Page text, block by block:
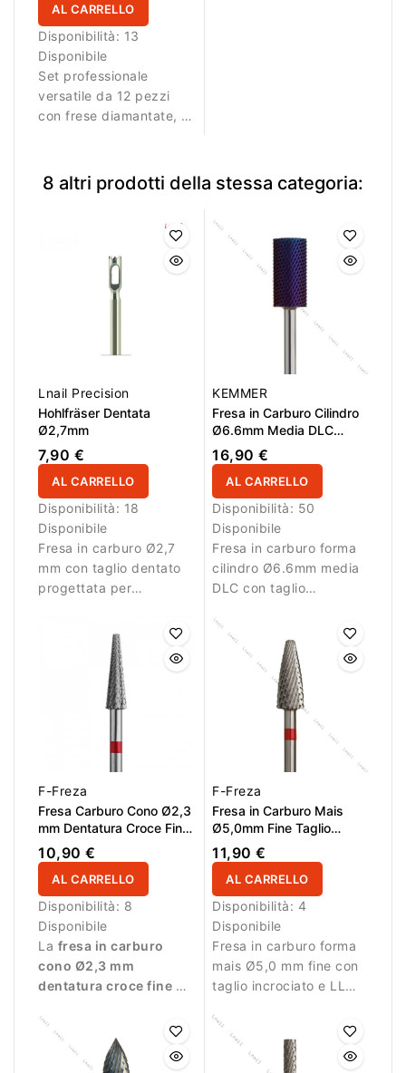
AL CARRELLO
Disponibilità: 13
Disponibile
Set professionale
versatile da 12 pezzi
con frese diamantate, in
spazzola in nylon per
manicure, pedicure,
8 altri prodotti della stessa categoria:
Lnail Precision
Hohlfräser Dentata
Ø2,7mm
7,90 €
AL CARRELLO
Disponibilità: 18
Disponibile
Fresa in carburo Ø2,7
mm con taglio dentato
progettata per
KEMMER
Fresa in Carburo Cilindro
Ø6.6mm Media DLC
Taglio Incrociato LL
14.0mm
16,90 €
AL CARRELLO
Disponibilità: 50
Disponibile
Fresa in carburo forma
cilindro Ø6.6mm media
DLC con taglio
Ideale per rimozione
controllata del
materiale.
F-Freza
Fresa Carburo Cono Ø2,3
mm Dentatura Croce Fine
LL 14,0 mm
10,90 €
AL CARRELLO
Disponibilità: 8
Disponibile
La fresa in carburo
cono Ø2,3 mm
dentatura croce fine LL
per manicure e pedicure
professionale di
precisione. La dentatura
F-Freza
Fresa in Carburo Mais
Ø5,0mm Fine Taglio
Incrociato LL 13,0mm
11,90 €
AL CARRELLO
Disponibilità: 4
Disponibile
Fresa in carburo forma
mais Ø5,0 mm fine con
taglio incrociato e LL
lavori di rifinitura.